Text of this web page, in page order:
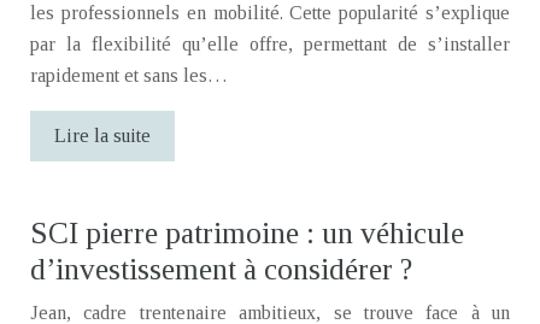
les professionnels en mobilité. Cette popularité s’explique
par la flexibilité qu’elle offre, permettant de s’installer
rapidement et sans les…
Lire la suite
SCI pierre patrimoine : un véhicule
d’investissement à considérer ?
Jean, cadre trentenaire ambitieux, se trouve face à un